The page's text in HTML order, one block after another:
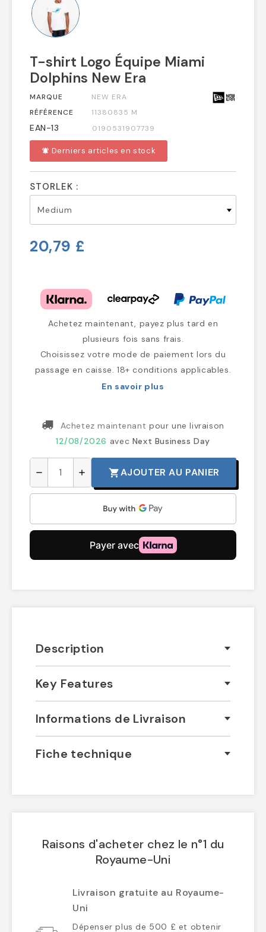
T-shirt Logo Équipe Miami
Dolphins New Era
MARQUE
NEW ERA
RÉFÉRENCE
11380835 M
EAN-13 0190531907739
notifications_active Derniers articles en stock
STORLEK :
20,79 £
Achetez maintenant, payez plus tard en
plusieurs fois sans frais.
Choisissez votre mode de paiement lors du
passage en caisse. 18+ conditions applicables.
En savoir plus
Achetez maintenant pour une livraison
12/08/2026 avec Next Business Day
remove add shopping_cartAJOUTER AU PANIER
Description
Key Features
Informations de Livraison
Fiche technique
Raisons d'acheter chez le n°1 du
Royaume-Uni
Livraison gratuite au Royaume-
Uni
Dépenser plus de 500 £ et obtenir